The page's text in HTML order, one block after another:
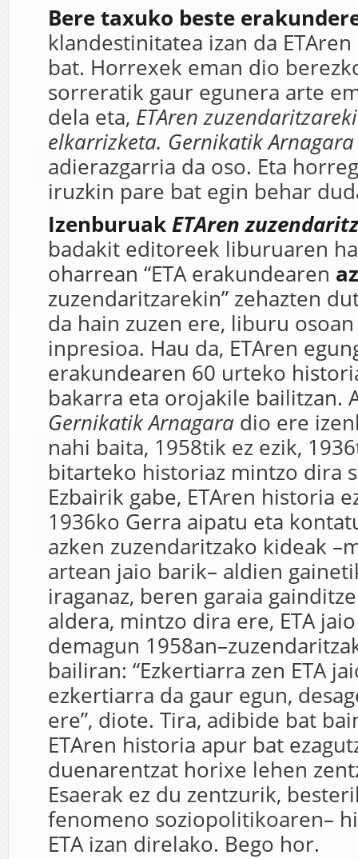
Bere taxuko beste
klandestinitatea izan da
bat. Horrexek eman dio
sorreratik gaur egunera arte
dela eta, ETAren
elkarrizketa. Gernikatik
adierazgarria da oso. Eta
iruzkin pare bat egin behar
Izenburuak ETAren
badakit editoreek liburuaren
oharrean “ETA erakundearen
zuzendaritzarekin” zehazten
da hain zuzen ere, liburu
inpresioa. Hau da, ETAren
erakundearen 60 urteko
bakarra eta orojakile bailitzan.
Gernikatik Arnagara dio ere
nahi baita, 1958tik ez ezik,
bitarteko historiaz mintzo dira
Ezbairik gabe, ETAren historia
1936ko Gerra aipatu eta
azken zuzendaritzako kideak
artean jaio barik– aldien
iraganaz, beren garaia
aldera, mintzo dira ere, ETA
demagun
bailiran: “Ezkertiarra zen ETA
ezkertiarra da gaur egun,
ere”, diote. Tira, adibide bat
ETAren historia apur bat
duenarentzat horixe lehen
Esaerak ez du zentzurik,
fenomeno soziopolitikoaren–
ETA izan direlako. Bego hor.